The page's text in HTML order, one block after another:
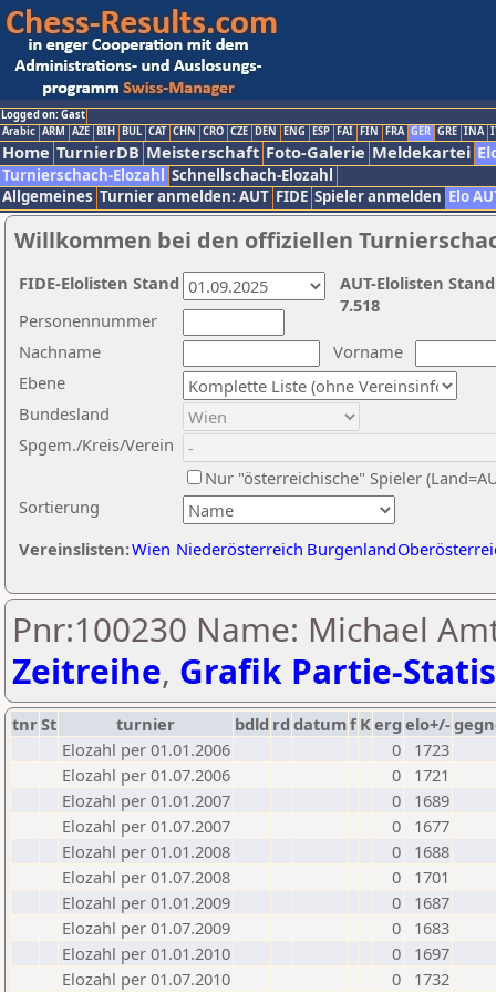
Logged on: Gast
Arabic ARM AZE BIH BUL CAT CHN CRO CZE DEN ENG ESP FAI FIN FRA GER GRE INA
Home TurnierDB Meisterschaft Foto-Galerie Meldekartei
Turnierschach-Elozahl Schnellschach-Elozahl
Allgemeines Turnier anmelden: AUT FIDE Spieler anmelden Elo
Willkommen bei den offiziellen
Nachname
Vorname
Ebene
Sortierung
Personennummer
Bundesland
Spgem./Kreis/Verein
Nur "österreichische" Spieler
Vereinslisten:Wien Niederösterreich Burgenland
AUT-Elolisten
7.518
FIDE-Elolisten Stand
Pnr:100230 Name: Michael
Zeitreihe, Grafik Partie-
tnrSt turnier bdld rd datumf Kerg elo+/-
Elozahl per 01.01.2006
0
1723
Elozahl per 01.07.2006
0
1721
Elozahl per 01.01.2007
0
1689
Elozahl per 01.07.2007
0
1677
Elozahl per 01.01.2008
0
1688
Elozahl per 01.07.2008
0
1701
Elozahl per 01.01.2009
0
1687
Elozahl per 01.07.2009
0
1683
Elozahl per 01.01.2010
0
1697
Elozahl per 01.07.2010
0
1732